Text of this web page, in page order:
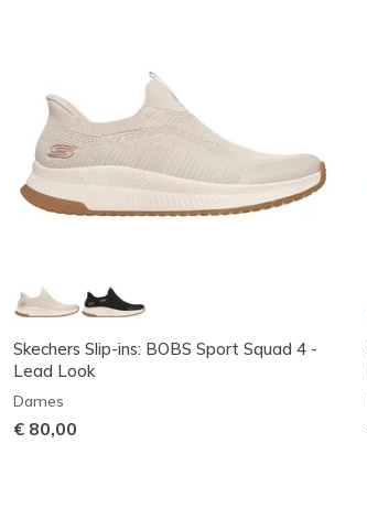
Skechers Slip-ins: BOBS Sport Squad 4 -
Lead Look
Dames
€ 80,00